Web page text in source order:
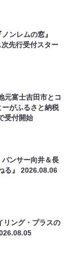
ンレムの窓』
先行受付スター
元富士吉田市とコ
がふるさと納税
受付開始
ンサー向井＆長
る』2026.08.06
リング・プラスの